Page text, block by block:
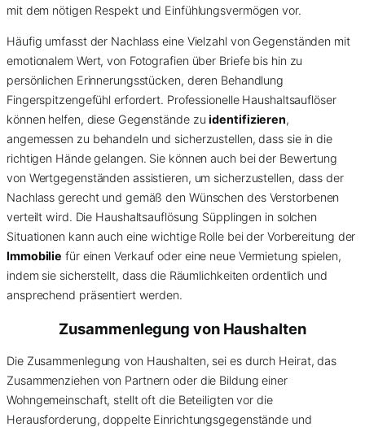
mit dem nötigen Respekt und Einfühlungsvermögen vor.
Häufig umfasst der Nachlass eine Vielzahl von Gegenständen mit
emotionalem Wert, von Fotografien über Briefe bis hin zu
persönlichen Erinnerungsstücken, deren Behandlung
Fingerspitzengefühl erfordert. Professionelle Haushaltsauflöser
können helfen, diese Gegenstände zuidentifizieren,
angemessen zu behandeln und sicherzustellen, dass sie in die
richtigen Hände gelangen. Sie können auch bei der Bewertung
von Wertgegenständen assistieren, um sicherzustellen, dass der
Nachlass gerecht und gemäß den Wünschen des Verstorbenen
verteilt wird. Die Haushaltsauflösung Süpplingen in solchen
Situationen kann auch eine wichtige Rolle bei der Vorbereitung der
Immobilie für einen Verkauf oder eine neue Vermietung spielen,
indem sie sicherstellt, dass die Räumlichkeiten ordentlich und
ansprechend präsentiert werden.
Zusammenlegung von Haushalten
Die Zusammenlegung von Haushalten, sei es durch Heirat, das
Zusammenziehen von Partnern oder die Bildung einer
Wohngemeinschaft, stellt oft die Beteiligten vor die
Herausforderung, doppelte Einrichtungsgegenstände und